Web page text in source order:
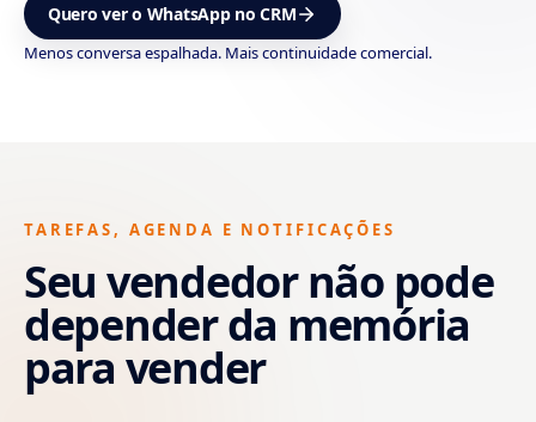
Quero ver o WhatsApp no CRM
Menos conversa espalhada. Mais continuidade comercial.
TAREFAS, AGENDA E NOTIFICAÇÕES
Seu vendedor não pode
depender da memória
para vender